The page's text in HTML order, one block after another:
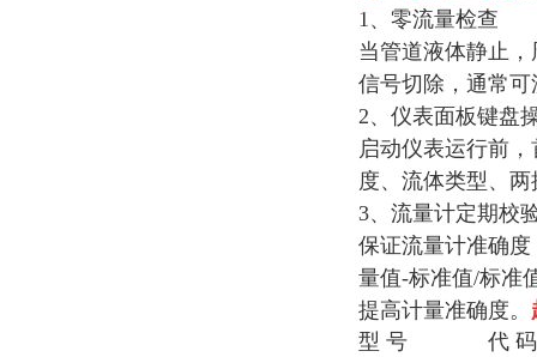
1、零流量检查
当管道液体静止
信号切除，通常
2、仪表面板键盘
启动仪表运行前
度、流体类型、
3、流量计定期校
保证流量计准确
量值-标准值/标准
提高计量准确度。
型 号
代 码